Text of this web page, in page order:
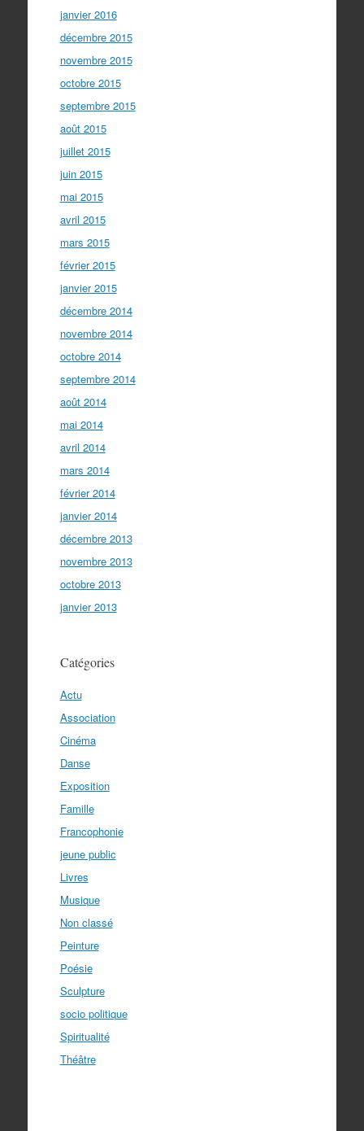
janvier 2016
décembre 2015
novembre 2015
octobre 2015
septembre 2015
août 2015
juillet 2015
juin 2015
mai 2015
avril 2015
mars 2015
février 2015
janvier 2015
décembre 2014
novembre 2014
octobre 2014
septembre 2014
août 2014
mai 2014
avril 2014
mars 2014
février 2014
janvier 2014
décembre 2013
novembre 2013
octobre 2013
janvier 2013
Catégories
Actu
Association
Cinéma
Danse
Exposition
Famille
Francophonie
jeune public
Livres
Musique
Non classé
Peinture
Poésie
Sculpture
socio politique
Spiritualité
Théâtre